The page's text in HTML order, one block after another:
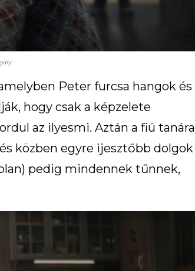
Peter furcsa hangok és
hogy csak a képzelete
az ilyesmi. Aztán a fiú tanára
közben egyre ijesztőbb dolgok
pedig mindennek tűnnek,